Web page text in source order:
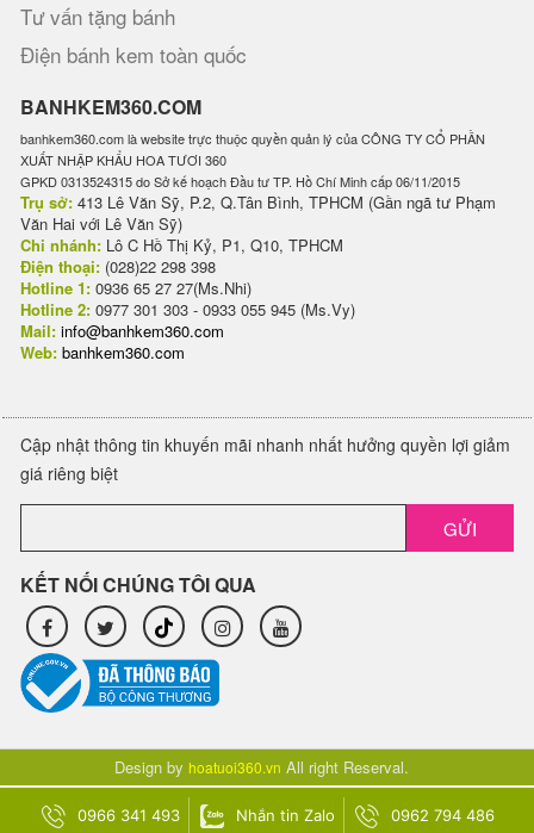
Tư vấn tặng bánh
Điện bánh kem toàn quốc
BANHKEM360.COM
banhkem360.com là website trực thuộc quyền quản lý của CÔNG TY CỔ PHẦN
XUẤT NHẬP KHẨU HOA TƯƠI 360
GPKD 0313524315 do Sở kế hoạch Đầu tư TP. Hồ Chí Minh cấp 06/11/2015
Trụ sở: 413 Lê Văn Sỹ, P.2, Q.Tân Bình, TPHCM (Gần ngã tư Phạm
Văn Hai với Lê Văn Sỹ)
Chi nhánh: Lô C Hồ Thị Kỷ, P1, Q10, TPHCM
Điện thoại: (028)22 298 398
Hotline 1: 0936 65 27 27(Ms.Nhi)
Hotline 2: 0977 301 303 - 0933 055 945 (Ms.Vy)
Mail: info@banhkem360.com
Web: banhkem360.com
Cập nhật thông tin khuyến mãi nhanh nhất hưởng quyền lợi giảm
giá riêng biệt
GỬI
KẾT NỐI CHÚNG TÔI QUA
Design by hoatuoi360.vn All right Reserval.
0966 341 493 Nhắn tin Zalo 0962 794 486